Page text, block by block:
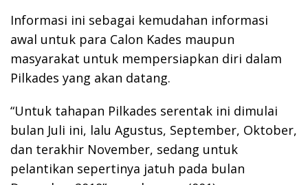
Informasi ini sebagai kemudahan informasi
awal untuk para Calon Kades maupun
masyarakat untuk mempersiapkan diri dalam
Pilkades yang akan datang.
“Untuk tahapan Pilkades serentak ini dimulai
bulan Juli ini, lalu Agustus, September, Oktober,
dan terakhir November, sedang untuk
pelantikan sepertinya jatuh pada bulan